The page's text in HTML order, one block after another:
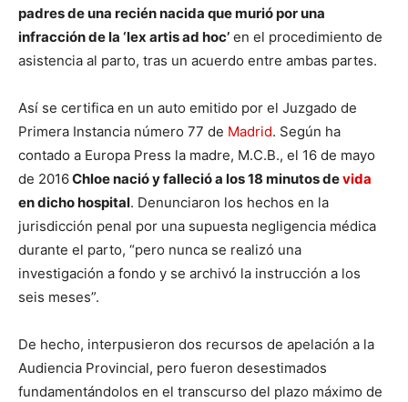
padres de una recién nacida que murió por una
infracción de la ‘lex artis ad hoc’ en el procedimiento de
asistencia al parto, tras un acuerdo entre ambas partes.
Así se certifica en un auto emitido por el Juzgado de
Primera Instancia número 77 de Madrid. Según ha
contado a Europa Press la madre, M.C.B., el 16 de mayo
de 2016Chloe nació y falleció a los 18 minutos devida
en dicho hospital. Denunciaron los hechos en la
jurisdicción penal por una supuesta negligencia médica
durante el parto, “pero nunca se realizó una
investigación a fondo y se archivó la instrucción a los
seis meses”.
De hecho, interpusieron dos recursos de apelación a la
Audiencia Provincial, pero fueron desestimados
fundamentándolos en el transcurso del plazo máximo de